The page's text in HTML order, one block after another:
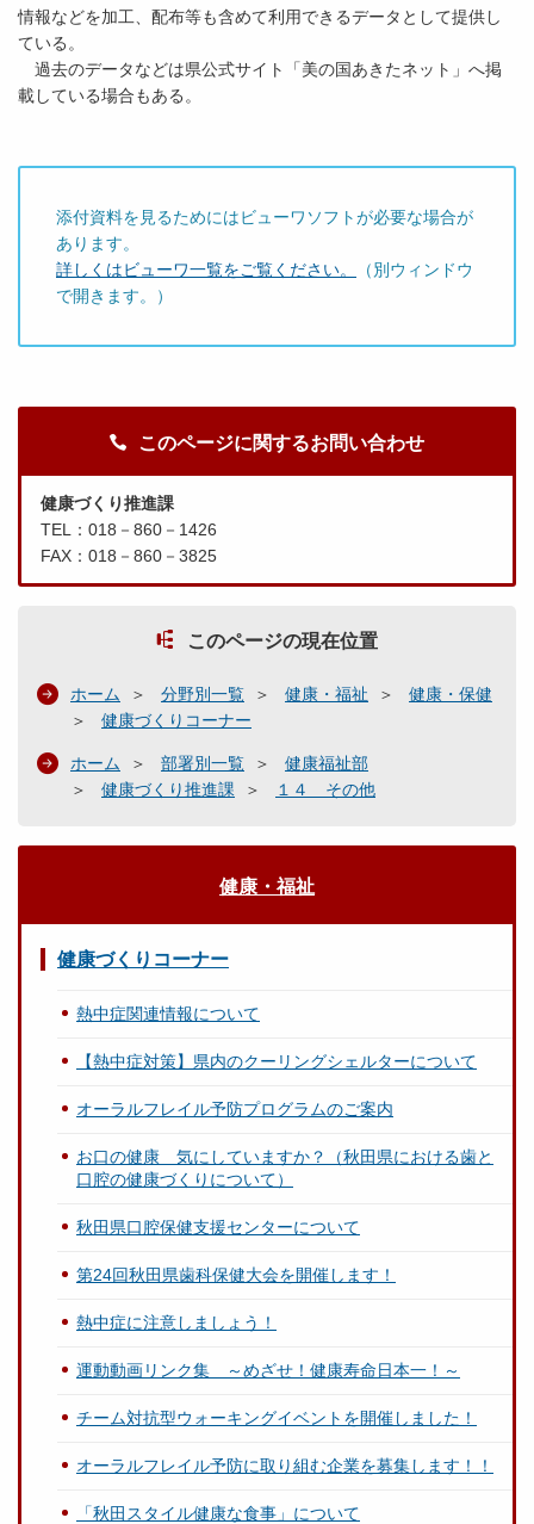
情報などを加工、配布等も含めて利用できるデータとして提供し
ている。
過去のデータなどは県公式サイト「美の国あきたネット」へ掲
載している場合もある。
添付資料を見るためにはビューワソフトが必要な場合が
あります。
詳しくはビューワ一覧をご覧ください。
（別ウィンドウ
で開きます。）
このページに関するお問い合わせ
健康づくり推進課
TEL：018－860－1426
FAX：018－860－3825
このページの現在位置
ホーム 分野別一覧 健康・福祉
健康・保健
健康づくりコーナー
ホーム 部署別一覧
健康福祉部
健康づくり推進課
１４ その他
健康・福祉
健康づくりコーナー
熱中症関連情報について
【熱中症対策】県内のクーリングシェルターについて
オーラルフレイル予防プログラムのご案内
お口の健康 気にしていますか？（秋田県における歯と
口腔の健康づくりについて）
秋田県口腔保健支援センターについて
第24回秋田県歯科保健大会を開催します！
熱中症に注意しましょう！
運動動画リンク集 ～めざせ！健康寿命日本一！～
チーム対抗型ウォーキングイベントを開催しました！
オーラルフレイル予防に取り組む企業を募集します！！
「秋田スタイル健康な食事」について